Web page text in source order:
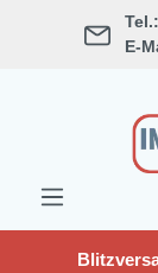
springen Tel.:
E-